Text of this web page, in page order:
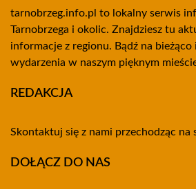
tarnobrzeg.info.pl to lokalny serwis
Tarnobrzega i okolic. Znajdziesz tu
informacje z regionu. Bądź na bieżąco
wydarzenia w naszym pięknym
REDAKCJA
Skontaktuj się z nami przechodząc na
DOŁĄCZ DO NAS